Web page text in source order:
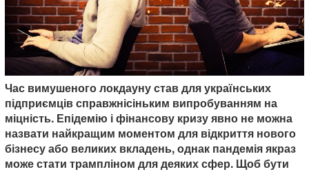
Час вимушеного локдауну став для українських
підприємців справжнісіньким випробуванням на
міцність. Епідемію і фінансову кризу явно не можна
назвати найкращим моментом для відкриття нового
бізнесу або великих вкладень, однак пандемія якраз
може стати трампліном для деяких сфер. Щоб бути